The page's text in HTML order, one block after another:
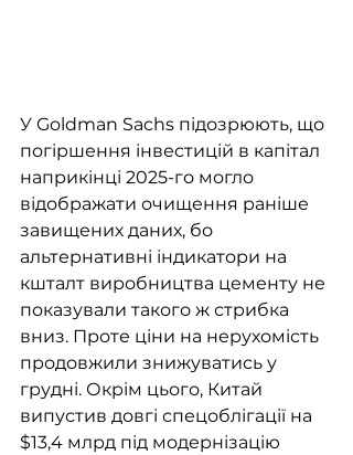
У Goldman Sachs підозрюють, що
погіршення інвестицій в капітал
наприкінці 2025-го могло
відображати очищення раніше
завищених даних, бо
альтернативні індикатори на
кшталт виробництва цементу не
показували такого ж стрибка
вниз. Проте ціни на нерухомість
продовжили знижуватись у
грудні. Окрім цього, Китай
випустив довгі спецоблігації на
$13,4 млрд під модернізацію